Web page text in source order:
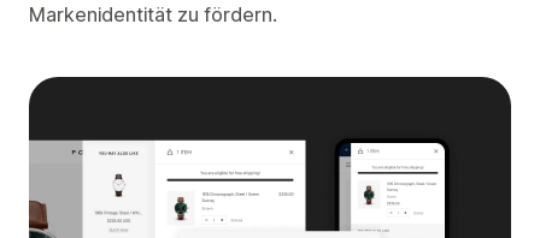
Markenidentität zu fördern.